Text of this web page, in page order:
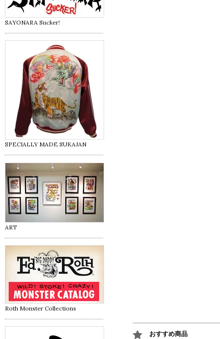
おすすめ商品
SAYONARA Sucker!
SPECIALLY MADE SUKAJAN
ART
Roth Monster Collections